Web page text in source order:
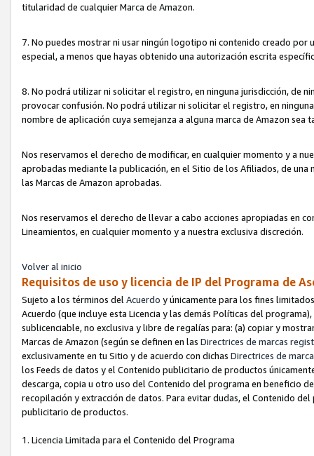
titularidad de cualquier Marca de Amazon.
7. No puedes mostrar ni usar ningún logotipo ni contenido creado por
especial, a menos que hayas obtenido una autorización escrita
8. No podrá utilizar ni solicitar el registro, en ninguna jurisdicción, de
provocar confusión. No podrá utilizar ni solicitar el registro, en
nombre de aplicación cuya semejanza a alguna marca de Amazon
Nos reservamos el derecho de modificar, en cualquier momento y a
aprobadas mediante la publicación, en el Sitio de los Afiliados, de
las Marcas de Amazon aprobadas.
Nos reservamos el derecho de llevar a cabo acciones apropiadas en
Lineamientos, en cualquier momento y a nuestra exclusiva discreción.
Volver al inicio
Requisitos de uso y licencia de IP del Programa de
Sujeto a los términos del Acuerdo y únicamente para los fines
Acuerdo (que incluye esta Licencia y las demás Políticas del
sublicenciable, no exclusiva y libre de regalías para: (a) copiar y
Marcas de Amazon (según se definen en las Directrices de marcas
exclusivamente en tu Sitio y de acuerdo con dichas Directrices de
los Feeds de datos y el Contenido publicitario de productos
descarga, copia u otro uso del Contenido del programa en beneficio
recopilación y extracción de datos. Para evitar dudas, el Contenido
publicitario de productos.
1. Licencia Limitada para el Contenido del Programa